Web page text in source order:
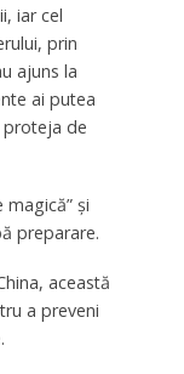
iar cel
prin
ajuns la
ai putea
proteja de
și
preparare.
această
a preveni